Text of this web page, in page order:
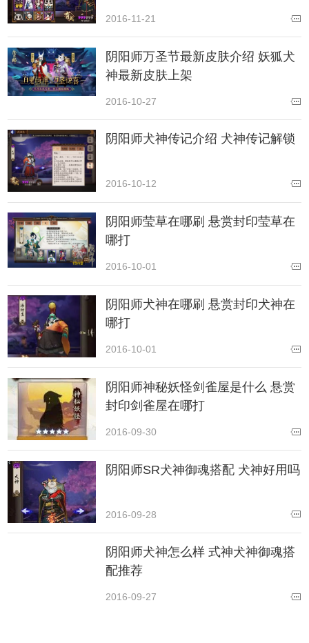
2016-11-21
阴阳师万圣节最新皮肤介绍 妖狐犬
神最新皮肤上架
2016-10-27
阴阳师犬神传记介绍 犬神传记解锁
2016-10-12
阴阳师莹草在哪刷 悬赏封印莹草在
哪打
2016-10-01
阴阳师犬神在哪刷 悬赏封印犬神在
哪打
2016-10-01
阴阳师神秘妖怪剑雀屋是什么 悬赏
封印剑雀屋在哪打
2016-09-30
阴阳师SR犬神御魂搭配 犬神好用吗
2016-09-28
阴阳师犬神怎么样 式神犬神御魂搭
配推荐
2016-09-27